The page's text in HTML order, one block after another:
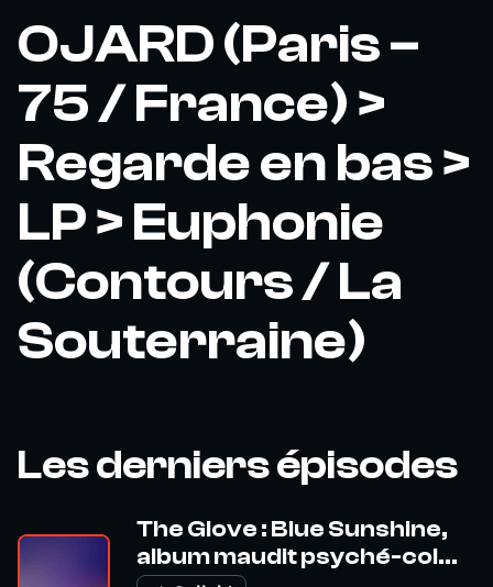
OJARD (Paris –
75 / France) >
Regarde en bas >
LP > Euphonie
(Contours / La
Souterraine)
Les derniers épisodes
The Glove : Blue Sunshine,
album maudit psyché-col...